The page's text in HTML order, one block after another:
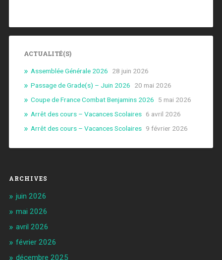
ACTUALITÉ(S)
Assemblée Générale 2026
28 juin 2026
Passage de Grade(s) – Juin 2026
20 mai 2026
Coupe de France Combat Benjamins 2026
5 mai 2026
Arrêt des cours – Vacances Scolaires 6 avril 2026
Arrêt des cours – Vacances Scolaires 9 février 2026
ARCHIVES
juin 2026
mai 2026
avril 2026
février 2026
décembre 2025